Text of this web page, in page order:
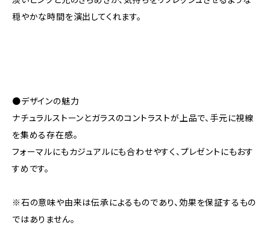
穏やかな時間を演出してくれます。
●デザインの魅力
ナチュラルストーンとガラスのコントラストが上品で、手元に視線
を集める存在感。
フォーマルにもカジュアルにも合わせやすく、プレゼントにもおす
すめです。
※石の意味や由来は伝承によるものであり、効果を保証するもの
ではありません。